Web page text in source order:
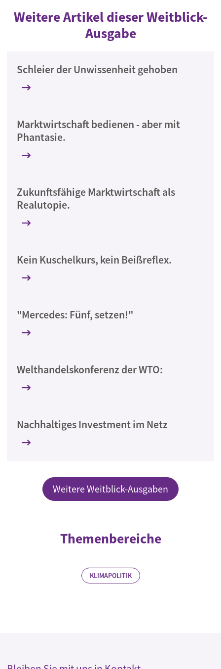
Weitere Artikel dieser Weitblick-
Ausgabe
Schleier der Unwissenheit gehoben
Marktwirtschaft bedienen - aber mit
Phantasie.
Zukunftsfähige Marktwirtschaft als
Realutopie.
Kein Kuschelkurs, kein Beißreflex.
"Mercedes: Fünf, setzen!"
Welthandelskonferenz der WTO:
Nachhaltiges Investment im Netz
Weitere Weitblick-Ausgaben
Themenbereiche
KLIMAPOLITIK